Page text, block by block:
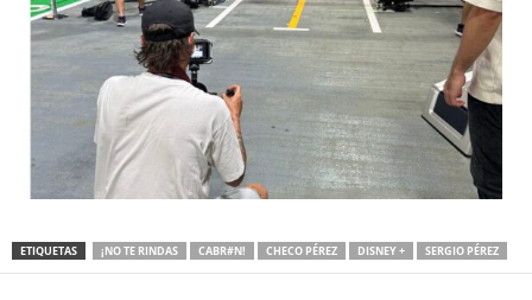
ETIQUETAS ¡NO TE RINDAS CABR#N! CHECO PÉREZ DISNEY + SERGIO PÉREZ